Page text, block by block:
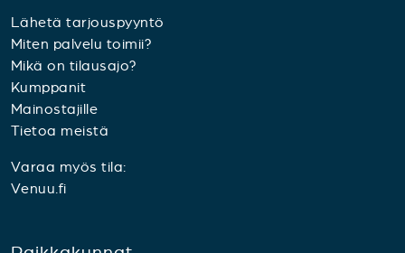
Lähetä tarjouspyyntö
Miten palvelu toimii?
Mikä on tilausajo?
Kumppanit
Mainostajille
Tietoa meistä
Varaa myös tila:
Venuu.fi